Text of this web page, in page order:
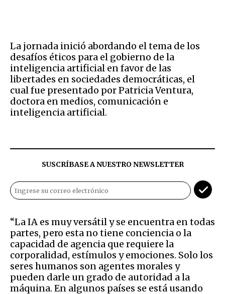
La jornada inició abordando el tema de los
desafíos éticos para el gobierno de la
inteligencia artificial en favor de las
libertades en sociedades democráticas, el
cual fue presentado por Patricia Ventura,
doctora en medios, comunicación e
inteligencia artificial.
SUSCRÍBASE A NUESTRO NEWSLETTER
“La IA es muy versátil y se encuentra en todas
partes, pero esta no tiene conciencia o la
capacidad de agencia que requiere la
corporalidad, estímulos y emociones. Solo los
seres humanos son agentes morales y
pueden darle un grado de autoridad a la
máquina. En algunos países se está usando